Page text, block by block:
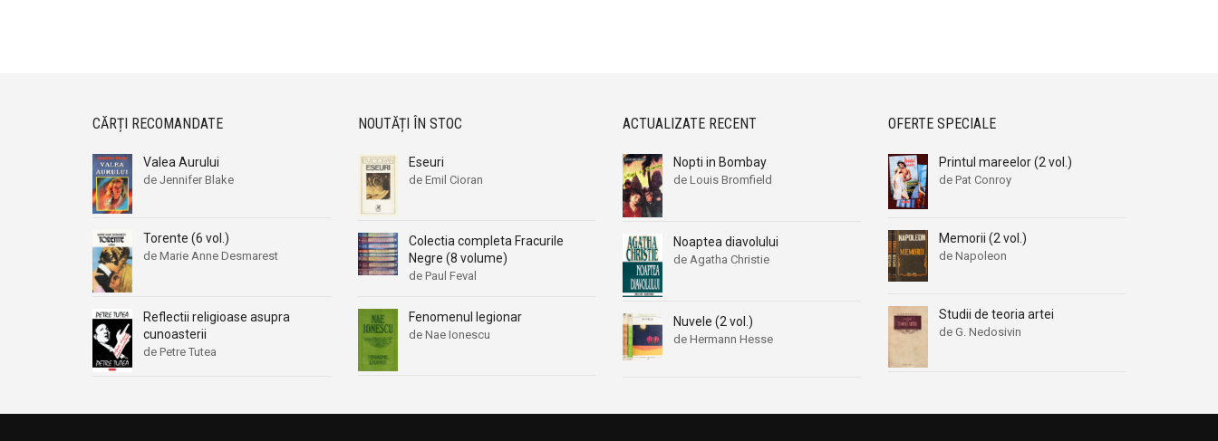
CĂRȚI RECOMANDATE
Valea Aurului
de Jennifer Blake
Torente (6 vol.)
de Marie Anne Desmarest
Reflectii religioase asupra
cunoasterii
de Petre Tutea
NOUTĂȚI ÎN STOC
Eseuri
de Emil Cioran
Colectia completa Fracurile
Negre (8 volume)
de Paul Feval
Fenomenul legionar
de Nae Ionescu
ACTUALIZATE RECENT
Nopti in Bombay
de Louis Bromfield
Noaptea diavolului
de Agatha Christie
Nuvele (2 vol.)
de Hermann Hesse
OFERTE SPECIALE
Printul mareelor (2 vol.)
de Pat Conroy
Memorii (2 vol.)
de Napoleon
Studii de teoria artei
de G. Nedosivin